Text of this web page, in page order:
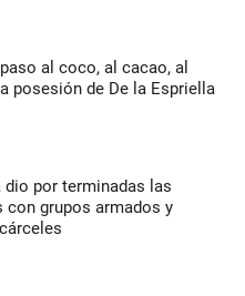
al coco, al cacao, al
posesión de De la Espriella
dio por terminadas las
con grupos armados y